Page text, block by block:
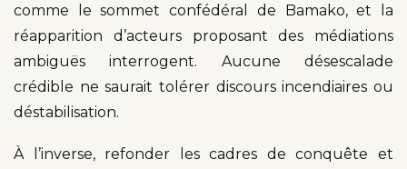
comme le sommet confédéral de Bamako, et la
réapparition d’acteurs proposant des médiations
ambiguës interrogent. Aucune désescalade
crédible ne saurait tolérer discours incendiaires ou
déstabilisation.
À l’inverse, refonder les cadres de conquête et